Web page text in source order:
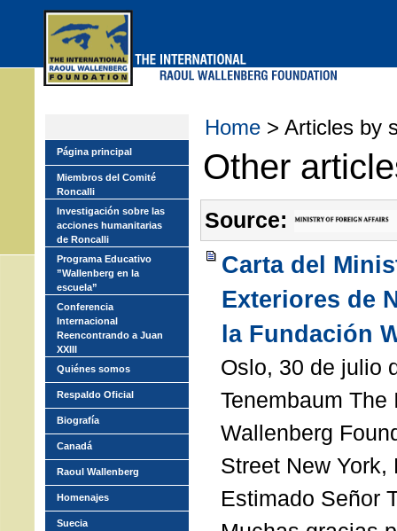
Home > Articles by
Other
Source:
Carta del
Exteriores de
la Fundación
Oslo, 30 de julio
Tenembaum
Wallenberg
Street New York,
Estimado Señor
Página principal
Miembros del Comité
Roncalli
Investigación sobre las
acciones humanitarias
de Roncalli
Programa Educativo
”Wallenberg en la
escuela”
Conferencia
Internacional
Reencontrando a Juan
XXIII
Quiénes somos
Respaldo Oficial
Biografía
Canadá
Raoul Wallenberg
Homenajes
Suecia